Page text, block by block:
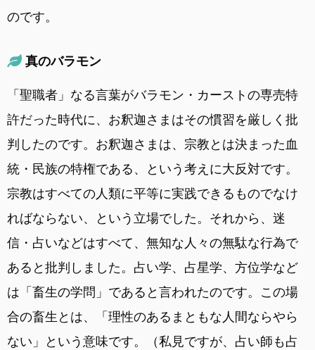
のです。
真のバラモン
「聖職者」なる言葉がバラモン・カーストの専売特
許だった時代に、お釈迦さまはその慣習を厳しく批
判したのです。お釈迦さまは、宗教とは決まった血
統・民族の特権である、という考えに大反対です。
宗教はすべての人類に平等に実践できるものでなけ
ればならない、という立場でした。それから、迷
信・占いなどはすべて、無知な人々の無駄な行為で
あると批判しました。占い学、占星学、方位学など
は「畜生の学問」であると言われたのです。この場
合の畜生とは、「理性のあるまともな人間ならやら
ない」という意味です。（私見ですが、占い師も占